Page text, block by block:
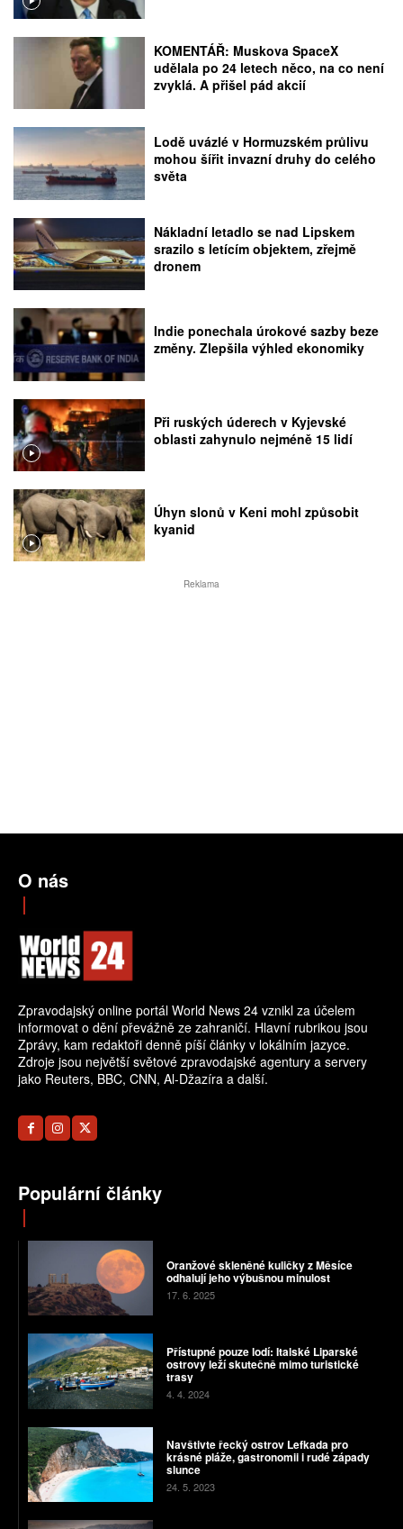
KOMENTÁŘ: Muskova SpaceX
udělala po 24 letech něco, na co není
zvyklá. A přišel pád akcií
Lodě uvázlé v Hormuzském průlivu
mohou šířit invazní druhy do celého
světa
Nákladní letadlo se nad Lipskem
srazilo s letícím objektem, zřejmě
dronem
Indie ponechala úrokové sazby beze
změny. Zlepšila výhled ekonomiky
Při ruských úderech v Kyjevské
oblasti zahynulo nejméně 15 lidí
Úhyn slonů v Keni mohl způsobit
kyanid
Reklama
O nás
Zpravodajský online portál World News 24 vznikl za účelem
informovat o dění převážně ze zahraničí. Hlavní rubrikou jsou
Zprávy, kam redaktoři denně píší články v lokálním jazyce.
Zdroje jsou největší světové zpravodajské agentury a servery
jako Reuters, BBC, CNN, Al-Džazíra a další.
Populární články
Oranžové skleněné kuličky z Měsíce
odhalují jeho výbušnou minulost
17. 6. 2025
Přístupné pouze lodí: Italské Liparské
ostrovy leží skutečně mimo turistické
trasy
4. 4. 2024
Navštivte řecký ostrov Lefkada pro
krásné pláže, gastronomii i rudé západy
slunce
24. 5. 2023